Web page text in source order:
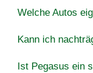
Welche Autos
Kann ich
Ist Pegasus ein